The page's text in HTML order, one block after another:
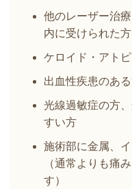
他のレーザー治
内に受けられた方
ケロイド・アト
出血性疾患のあ
光線過敏症の方
すい方
施術部に金属、
（通常よりも痛
す）